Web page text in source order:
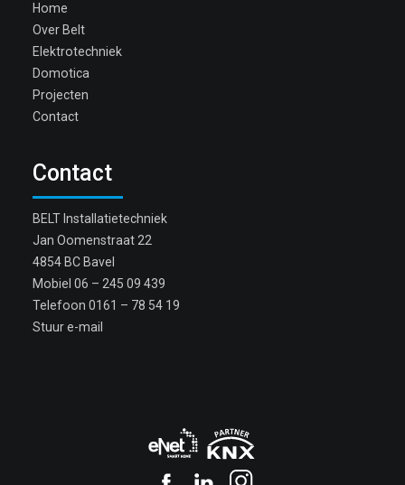
Home
Over Belt
Elektrotechniek
Domotica
Projecten
Contact
Contact
BELT Installatietechniek
Jan Oomenstraat 22
4854 BC Bavel
Mobiel 06 – 245 09 439
Telefoon 0161 – 78 54 19
Stuur e-mail